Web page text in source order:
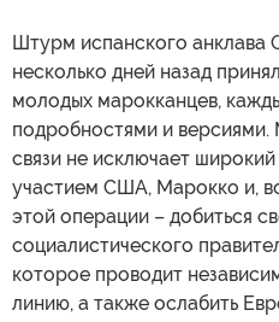
Штурм испанского анклава
несколько дней назад
молодых марокканцев,
подробностями и
связи не исключает
участием США, Марокко и,
этой операции – добиться
социалистического
которое проводит
линию, а также ослабить